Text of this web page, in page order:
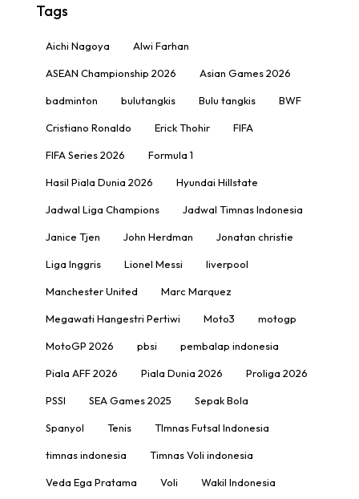
Tags
Aichi Nagoya Alwi Farhan
ASEAN Championship 2026 Asian Games 2026
badminton bulutangkis Bulu tangkis BWF
Cristiano Ronaldo Erick Thohir FIFA
FIFA Series 2026 Formula 1
Hasil Piala Dunia 2026 Hyundai Hillstate
Jadwal Liga Champions Jadwal Timnas Indonesia
Janice Tjen John Herdman Jonatan christie
Liga Inggris Lionel Messi liverpool
Manchester United Marc Marquez
Megawati Hangestri Pertiwi Moto3 motogp
MotoGP 2026 pbsi pembalap indonesia
Piala AFF 2026 Piala Dunia 2026 Proliga 2026
PSSI SEA Games 2025 Sepak Bola
Spanyol Tenis TImnas Futsal Indonesia
timnas indonesia Timnas Voli indonesia
Veda Ega Pratama Voli Wakil Indonesia